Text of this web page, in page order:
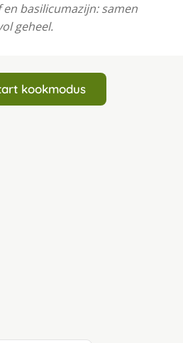
basilicumazijn: samen
geheel.
kookmodus